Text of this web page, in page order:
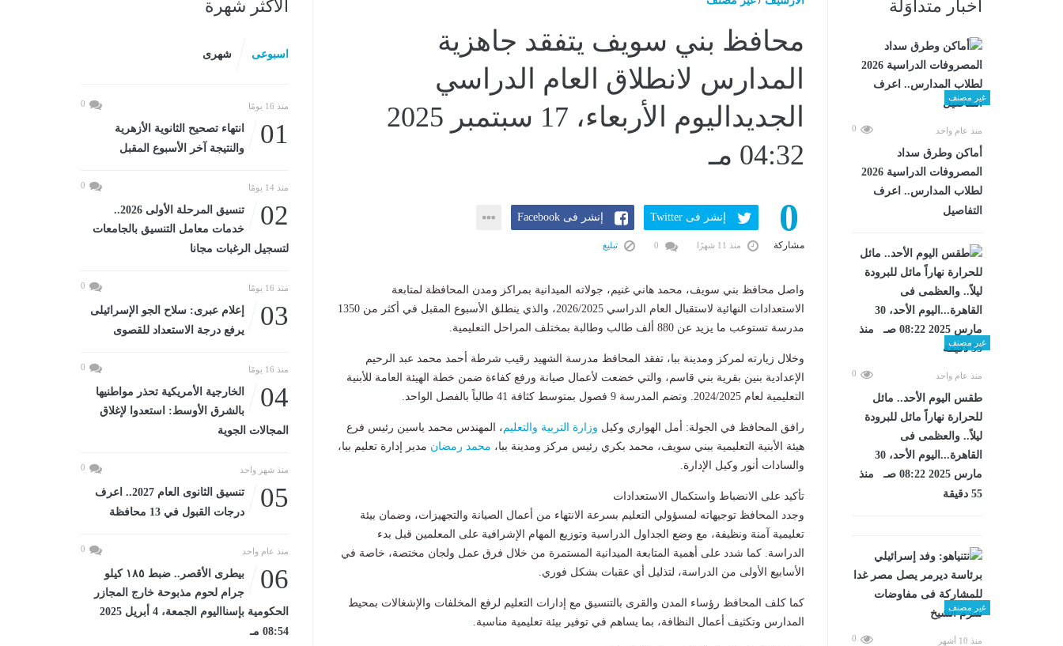
أخبار متداوَلة
غير مصنف
منذ عام واحد 0
أماكن وطرق سداد
المصروفات الدراسية 2026
لطلاب المدارس.. اعرف
التفاصيل
غير مصنف
منذ عام واحد 0
طقس اليوم الأحد.. مائل
للحرارة نهاراً مائل للبرودة
ليلاً.. والعظمى فى
القاهرة...اليوم الأحد، 30
مارس 2025 08:22 صـ منذ
55 دقيقة
غير مصنف
منذ 10 أشهر 0
محافظ بني سويف يتفقد جاهزية
المدارس لانطلاق العام الدراسي
الجديداليوم الأربعاء، 17 سبتمبر 2025
04:32 مـ
0
مشاركة
إنشر فى Twitter إنشر فى Facebook
منذ 11 شهرًا تبليغ
واصل محافظ بني سويف، محمد هاني غنيم، جولاته الميدانية بمراكز ومدن المحافظة لمتابعة
الاستعدادات النهائية لاستقبال العام الدراسي 2026/2025، والذي ينطلق الأسبوع المقبل في أكثر من 1350
مدرسة تستوعب ما يزيد عن 880 ألف طالب وطالبة بمختلف المراحل التعليمية.
وخلال زيارته لمركز ومدينة ببا، تفقد المحافظ مدرسة الشهيد رقيب شرطة أحمد محمد عبد الرحيم
الإعدادية بنين بقرية بني قاسم، والتي خضعت لأعمال صيانة ورفع كفاءة ضمن خطة الهيئة العامة للأبنية
التعليمية لعام 2024/2025. وتضم المدرسة 9 فصول بمتوسط كثافة 41 طالباً بالفصل الواحد.
رافق المحافظ في الجولة: أمل الهواري وكيل وزارة التربية والتعليم، المهندس محمد ياسين رئيس فرع
هيئة الأبنية التعليمية ببني سويف، محمد بكري رئيس مركز ومدينة ببا، محمد رمضان مدير إدارة تعليم ببا،
والسادات أنور وكيل الإدارة.
تأكيد على الانضباط واستكمال الاستعدادات
وجدد المحافظ توجيهاته لمسؤولي التعليم بسرعة الانتهاء من أعمال الصيانة والتجهيزات، وضمان بيئة
تعليمية آمنة ونظيفة، مع وضع الجداول الدراسية وتوزيع المهام الإشرافية على المعلمين قبل بدء
الدراسة. كما شدد على أهمية المتابعة الميدانية المستمرة من خلال فرق عمل ولجان مختصة، خاصة في
الأسابيع الأولى من الدراسة، لتذليل أي عقبات بشكل فوري.
كما كلف المحافظ رؤساء المدن والقرى بالتنسيق مع إدارات التعليم لرفع المخلفات والإشغالات بمحيط
المدارس وتكثيف أعمال النظافة، بما يساهم في توفير بيئة تعليمية مناسبة.
الأكثر شهرة
اسبوعى شهرى
منذ 16 يومًا 0
01
انتهاء تصحيح الثانوية الأزهرية
والنتيجة آخر الأسبوع المقبل
منذ 14 يومًا 0
02
تنسيق المرحلة الأولى 2026..
خدمات معامل التنسيق بالجامعات
لتسجيل الرغبات مجانا
منذ 16 يومًا 0
03
إعلام عبرى: سلاح الجو الإسرائيلى
يرفع درجة الاستعداد للقصوى
منذ 16 يومًا 0
04
الخارجية الأمريكية تحذر مواطنيها
بالشرق الأوسط: استعدوا لإغلاق
المجالات الجوية
منذ شهر واحد 0
05
تنسيق الثانوى العام 2027.. اعرف
درجات القبول في 13 محافظة
منذ عام واحد 0
06
بيطرى الأقصر.. ضبط ١٨٥ كيلو
جرام لحوم مذبوحة خارج المجازر
الحكومية بإسنااليوم الجمعة، 4 أبريل 2025
08:54 مـ